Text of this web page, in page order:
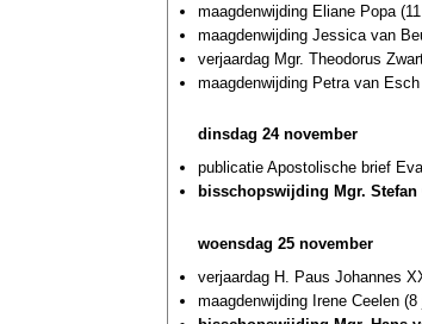
maagdenwijding Eliane Popa
maagdenwijding Jessica van
verjaardag Mgr. Theodorus
maagdenwijding Petra van
dinsdag 24 november
publicatie Apostolische brief
bisschopswijding Mgr. Stefan
woensdag 25 november
verjaardag H. Paus Johannes
maagdenwijding Irene Ceelen (8